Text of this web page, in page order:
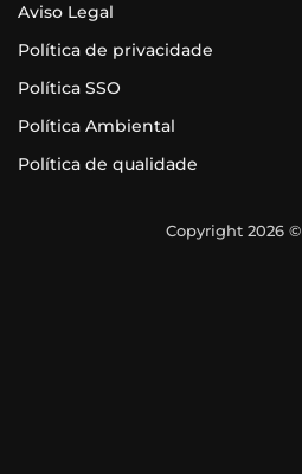
Aviso Legal
Política de privacidade
Política SSO
Política Ambiental
Política de qualidade
Copyright 2026 ©